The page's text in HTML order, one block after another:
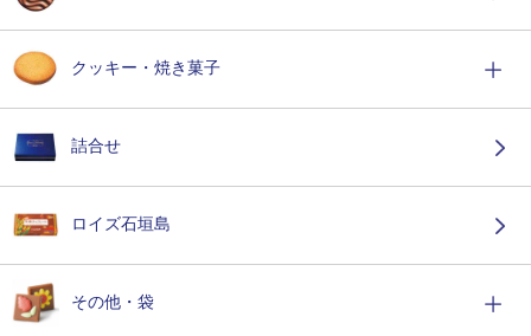
クッキー・焼き菓子
詰合せ
ロイズ石垣島
その他・袋